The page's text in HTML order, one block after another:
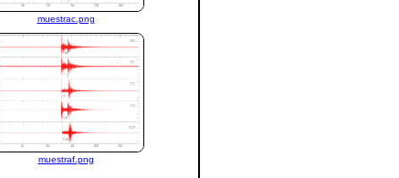
muestrac.png
muestraf.png